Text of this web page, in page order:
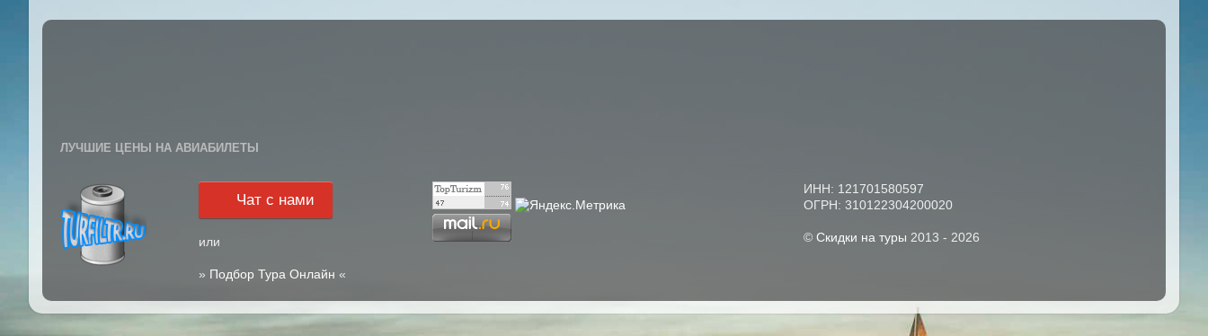
ЛУЧШИЕ ЦЕНЫ НА АВИАБИЛЕТЫ
Чат с нами
или
» Подбор Тура Онлайн «
ИНН: 121701580597
ОГРН: 310122304200020
© Скидки на туры 2013 - 2026